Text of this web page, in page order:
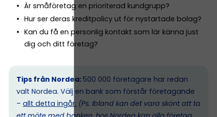
Är småföretag en prioriterad kundgrupp?
Hur ser deras kreditpolicy ut för nystartade bolag?
Kan du få en personlig kontakt som lär känna just
dig och ditt företag?
Tips från Nordea: 500 000 företagare har redan
valt Nordea. Välj en bank som förstår företagande
– allt detta ingår. (Ps. Ibland kan det vara skönt att ta